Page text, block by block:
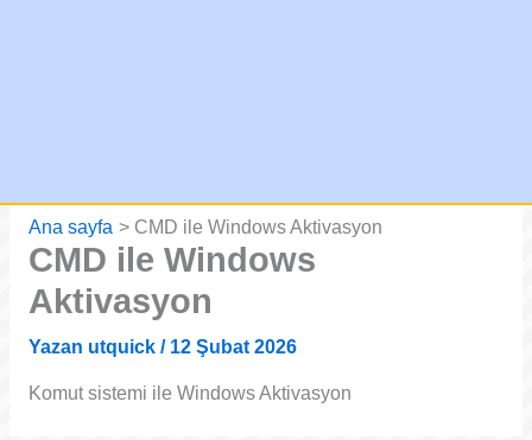
Ana sayfa CMD ile Windows Aktivasyon
CMD ile Windows
Aktivasyon
Yazan utquick / 12 Şubat 2026
Komut sistemi ile Windows Aktivasyon